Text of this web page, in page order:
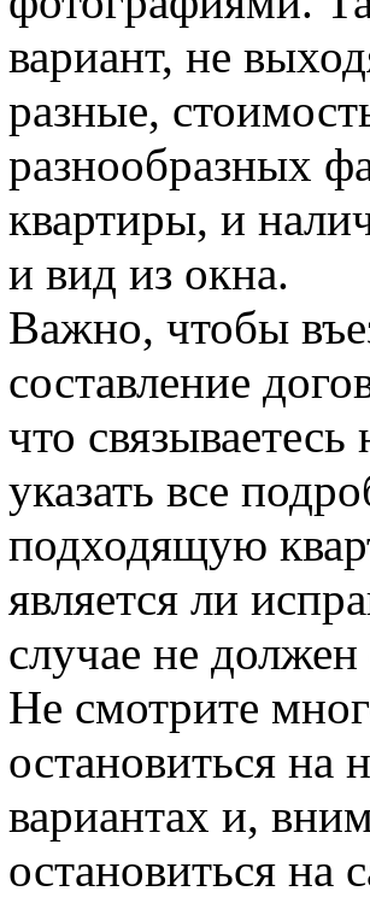
вариант, не
разные,
разнообразных
квартиры, и
и вид из окна.
Важно, чтобы
составление
что
указать все
подходящую
является ли
случае не
Не смотрите
остановиться на
вариантах и,
остановиться